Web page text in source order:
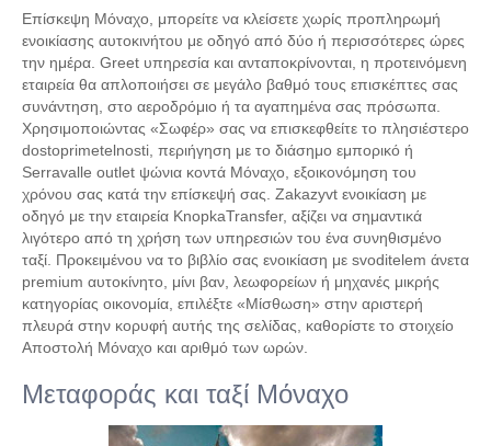
Επίσκεψη Μόναχο, μπορείτε να κλείσετε χωρίς προπληρωμή
ενοικίασης αυτοκινήτου με οδηγό από δύο ή περισσότερες ώρες
την ημέρα. Greet υπηρεσία και ανταποκρίνονται, η προτεινόμενη
εταιρεία θα απλοποιήσει σε μεγάλο βαθμό τους επισκέπτες σας
συνάντηση, στο αεροδρόμιο ή τα αγαπημένα σας πρόσωπα.
Χρησιμοποιώντας «Σωφέρ» σας να επισκεφθείτε το πλησιέστερο
dostoprimetelnosti, περιήγηση με το διάσημο εμπορικό ή
Serravalle outlet ψώνια κοντά Μόναχο, εξοικονόμηση του
χρόνου σας κατά την επίσκεψή σας. Zakazyvt ενοικίαση με
οδηγό με την εταιρεία KnopkaTransfer, αξίζει να σημαντικά
λιγότερο από τη χρήση των υπηρεσιών του ένα συνηθισμένο
ταξί. Προκειμένου να το βιβλίο σας ενοικίαση με svoditelem άνετα
premium αυτοκίνητο, μίνι βαν, λεωφορείων ή μηχανές μικρής
κατηγορίας οικονομία, επιλέξτε «Μίσθωση» στην αριστερή
πλευρά στην κορυφή αυτής της σελίδας, καθορίστε το στοιχείο
Αποστολή Μόναχο και αριθμό των ωρών.
Μεταφοράς και ταξί Μόναχο